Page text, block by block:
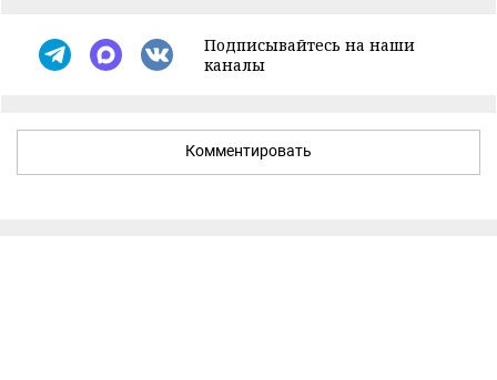
Подписывайтесь на наши
каналы
Комментировать